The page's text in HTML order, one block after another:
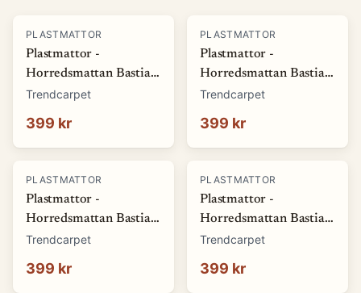
PLASTMATTOR
Plastmattor -
Horredsmattan Bastian
(grön) (Storlek: 70 x 50
Trendcarpet
399 kr
PLASTMATTOR
Plastmattor -
Horredsmattan Bastian
(röd) (Storlek: 70 x 50
Trendcarpet
399 kr
PLASTMATTOR
Plastmattor -
Horredsmattan Bastian
(blå) (Storlek: 70 x 50
Trendcarpet
399 kr
PLASTMATTOR
Plastmattor -
Horredsmattan Bastian
(brun) (Storlek: 70 x 50
Trendcarpet
399 kr